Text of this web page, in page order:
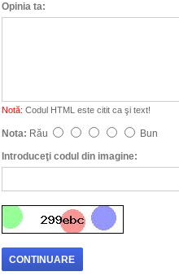
Opinia ta:
Notă: Codul HTML este citit ca şi text!
Nota: Rău
Bun
Introduceţi codul din imagine:
CONTINUARE